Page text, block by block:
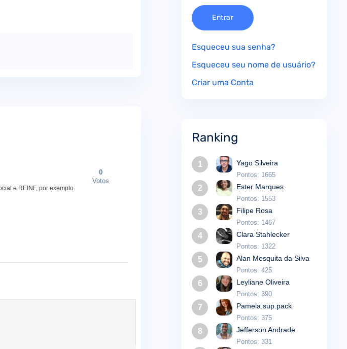
0
Votos
e REINF, por exemplo.
Entrar
Esqueceu sua senha?
Esqueceu seu nome de usuário?
Criar uma Conta
Ranking
1 Yago Silveira
Pontos: 1665
2 Ester Marques
Pontos: 1553
3 Filipe Rosa
Pontos: 1467
4 Clara Stahlecker
Pontos: 1322
5 Alan Mesquita da Silva
Pontos: 425
6 Leyliane Oliveira
Pontos: 390
7 Pamela.sup.pack
Pontos: 375
8 Jefferson Andrade
Pontos: 331